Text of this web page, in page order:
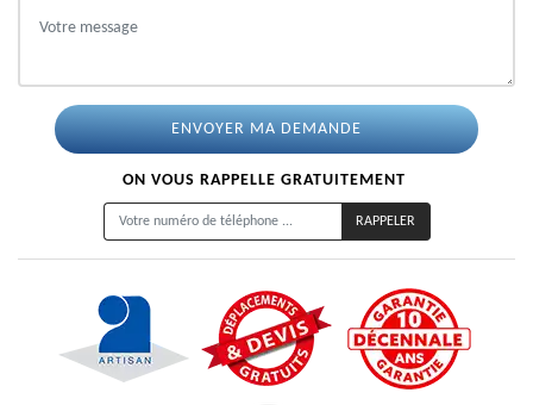
ON VOUS RAPPELLE GRATUITEMENT